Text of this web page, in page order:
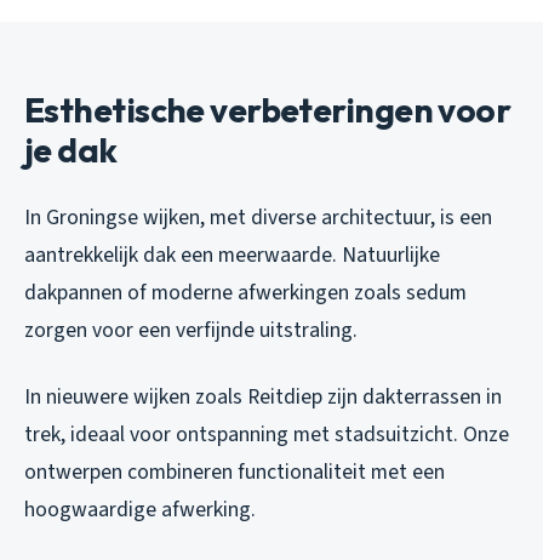
Esthetische verbeteringen voor
je dak
In Groningse wijken, met diverse architectuur, is een
aantrekkelijk dak een meerwaarde. Natuurlijke
dakpannen of moderne afwerkingen zoals sedum
zorgen voor een verfijnde uitstraling.
In nieuwere wijken zoals Reitdiep zijn dakterrassen in
trek, ideaal voor ontspanning met stadsuitzicht. Onze
ontwerpen combineren functionaliteit met een
hoogwaardige afwerking.